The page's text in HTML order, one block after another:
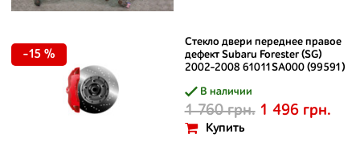
Стекло двери переднее правое
дефект Subaru Forester (SG)
2002-2008 61011SA000 (99591)
В наличии
1 760 грн. 1 496 грн.
Купить
-15 %